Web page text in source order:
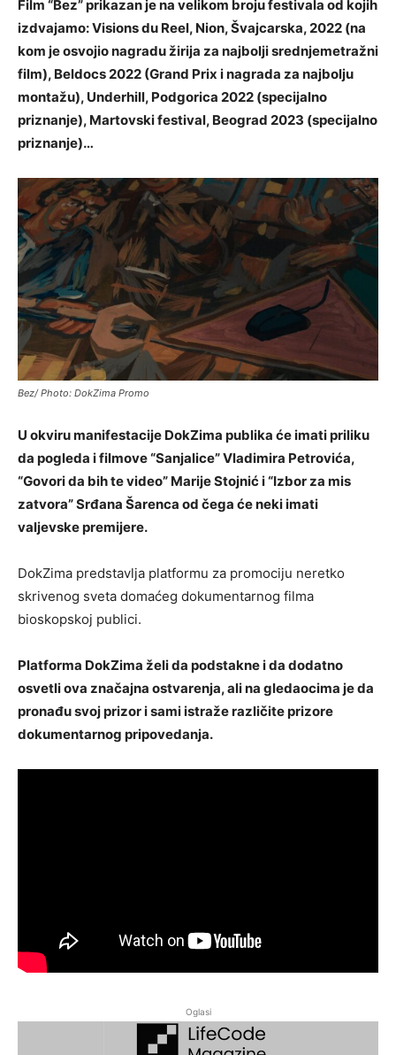
Film “Bez” prikazan je na velikom broju festivala od kojih
izdvajamo: Visions du Reel, Nion, Švajcarska, 2022 (na
kom je osvojio nagradu žirija za najbolji srednjemetražni
film), Beldocs 2022 (Grand Prix i nagrada za najbolju
montažu), Underhill, Podgorica 2022 (specijalno
priznanje), Martovski festival, Beograd 2023 (specijalno
priznanje)…
Bez/ Photo: DokZima Promo
U okviru manifestacije DokZima publika će imati priliku
da pogleda i filmove “Sanjalice” Vladimira Petrovića,
“Govori da bih te video” Marije Stojnić i “Izbor za mis
zatvora” Srđana Šarenca od čega će neki imati
valjevske premijere.
DokZima predstavlja platformu za promociju neretko
skrivenog sveta domaćeg dokumentarnog filma
bioskopskoj publici.
Platforma DokZima želi da podstakne i da dodatno
osvetli ova značajna ostvarenja, ali na gledaocima je da
pronađu svoj prizor i sami istraže različite prizore
dokumentarnog pripovedanja.
Oglasi